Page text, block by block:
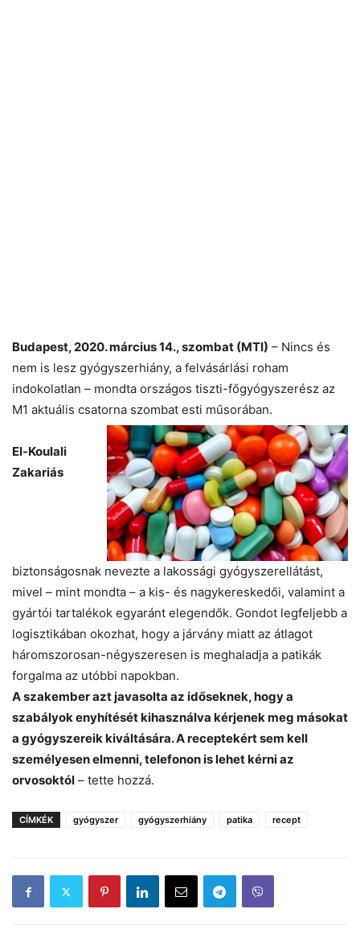
Budapest, 2020. március 14., szombat (MTI) – Nincs és
nem is lesz gyógyszerhiány, a felvásárlási roham
indokolatlan – mondta országos tiszti-főgyógyszerész az
M1 aktuális csatorna szombat esti műsorában.
El-Koulali
Zakariás
biztonságosnak nevezte a lakossági gyógyszerellátást,
mivel – mint mondta – a kis- és nagykereskedői, valamint a
gyártói tartalékok egyaránt elegendők. Gondot legfeljebb a
logisztikában okozhat, hogy a járvány miatt az átlagot
háromszorosan-négyszeresen is meghaladja a patikák
forgalma az utóbbi napokban.
A szakember azt javasolta az időseknek, hogy a
szabályok enyhítését kihasználva kérjenek meg másokat
a gyógyszereik kiváltására. A receptekért sem kell
személyesen elmenni, telefonon is lehet kérni az
orvosoktól – tette hozzá.
CÍMKÉK gyógyszer gyógyszerhiány patika recept